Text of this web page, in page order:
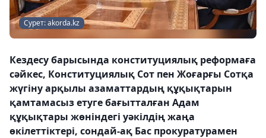
Сурет: akorda.kz
Кездесу барысында конституциялық реформаға
сәйкес, Конституциялық Сот пен Жоғарғы Сотқа
жүгіну арқылы азаматтардың құқықтарын
қамтамасыз етуге бағытталған Адам
құқықтары жөніндегі уәкілдің жаңа
өкілеттіктері, сондай-ақ Бас прокуратурамен